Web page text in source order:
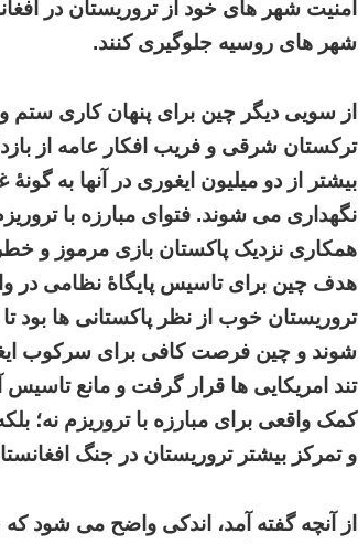
امنیت شهر های خود از تروریستان در
شهر های روسیه جلوگیری کنند.
از سویی دیگر چین برای پنهان کاری
ترکستان شرقی و فریب افکار عامه از
بیشتر از دو میلیون ایغوری در آنها به
نگهداری می شوند. فتوای مبارزه با
همکاری نزدیک پاکستان بازی مرموز و
هدف چین برای تاسیس پایگاۀ نظامی در
تروریستان خوب از نظر پاکستانی ها بود
شوند و چین فرصت کافی برای سرکوب
تند امریکایی ها قرار گرفت و مانع
کمک واقعی برای مبارزه با تروریزم نه؛
و تمرکز بیشتر تروریستان در جنگ
از آنچه گفته آمد، اندکی واضح می شود